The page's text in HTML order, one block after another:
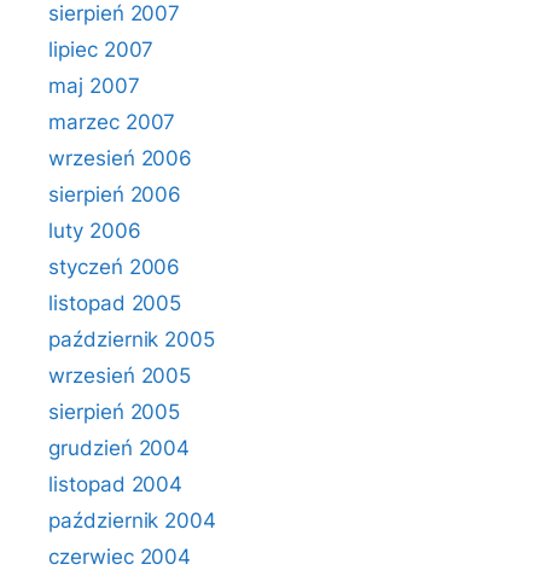
sierpień 2007
lipiec 2007
maj 2007
marzec 2007
wrzesień 2006
sierpień 2006
luty 2006
styczeń 2006
listopad 2005
październik 2005
wrzesień 2005
sierpień 2005
grudzień 2004
listopad 2004
październik 2004
czerwiec 2004